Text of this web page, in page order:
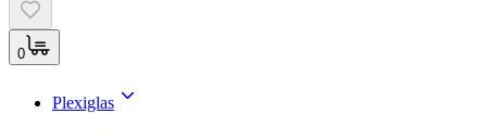
0
Plexiglas